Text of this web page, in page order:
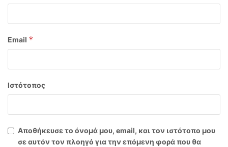
Email *
Ιστότοπος
Αποθήκευσε το όνομά μου, email, και τον ιστότοπο μου
σε αυτόν τον πλοηγό για την επόμενη φορά που θα